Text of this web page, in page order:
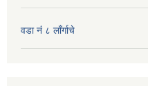
वडा नं ८ लाँर्गाचे